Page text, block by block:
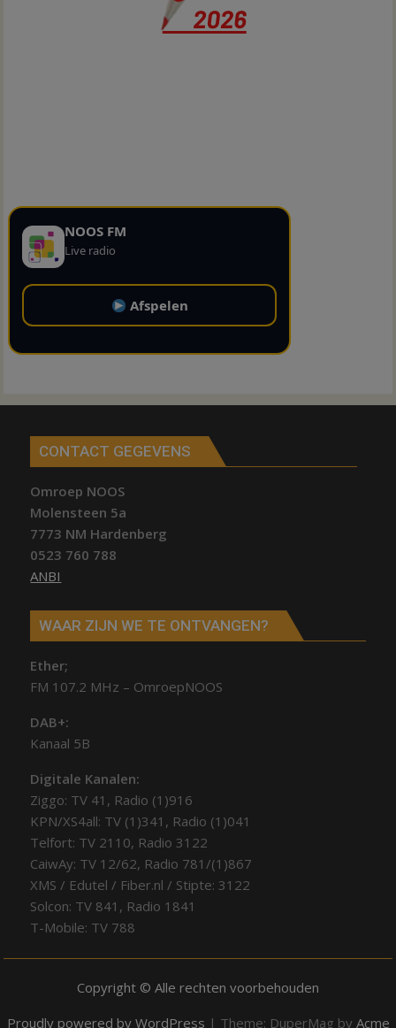
NOOS FM
Live radio
Afspelen
CONTACT GEGEVENS
Omroep NOOS
Molensteen 5a
7773 NM Hardenberg
0523 760 788
ANBI
WAAR ZIJN WE TE ONTVANGEN?
Ether;
FM 107.2 MHz – OmroepNOOS
DAB+:
Kanaal 5B
Digitale Kanalen:
Ziggo: TV 41, Radio (1)916
KPN/XS4all: TV (1)341, Radio (1)041
Telfort: TV 2110, Radio 3122
CaiwAy: TV 12/62, Radio 781/(1)867
XMS / Edutel / Fiber.nl / Stipte: 3122
Solcon: TV 841, Radio 1841
T-Mobile: TV 788
Copyright © Alle rechten voorbehouden
Proudly powered by WordPress | Theme: DuperMag by Acme